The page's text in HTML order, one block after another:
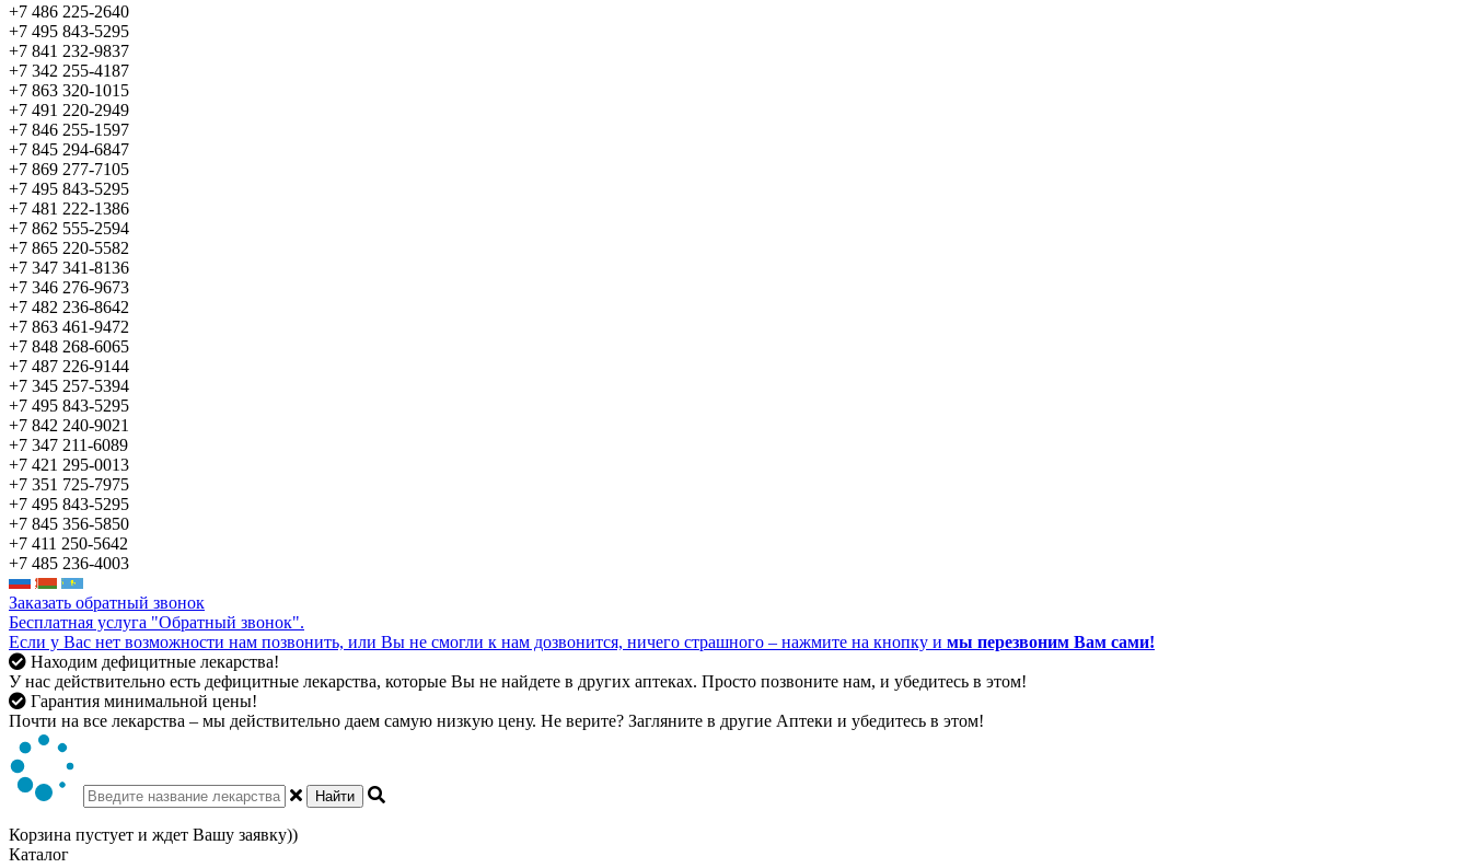
+7 486 225-2640
+7 495 843-5295
+7 841 232-9837
+7 342 255-4187
+7 863 320-1015
+7 491 220-2949
+7 846 255-1597
+7 845 294-6847
+7 869 277-7105
+7 495 843-5295
+7 481 222-1386
+7 862 555-2594
+7 865 220-5582
+7 347 341-8136
+7 346 276-9673
+7 482 236-8642
+7 863 461-9472
+7 848 268-6065
+7 487 226-9144
+7 345 257-5394
+7 495 843-5295
+7 842 240-9021
+7 347 211-6089
+7 421 295-0013
+7 351 725-7975
+7 495 843-5295
+7 845 356-5850
+7 411 250-5642
+7 485 236-4003
Заказать обратный звонок
Бесплатная услуга "Обратный звонок".
Если у Вас нет возможности нам позвонить, или Вы не смогли к нам дозвонится, ничего страшного – нажмите на кнопку и мы перезвоним Вам сами!
Находим дефицитные лекарства!
У нас действительно есть дефицитные лекарства, которые Вы не найдете в других аптеках. Просто позвоните нам, и убедитесь в этом!
Гарантия минимальной цены!
Почти на все лекарства – мы действительно даем самую низкую цену. Не верите? Загляните в другие Аптеки и убедитесь в этом!
Найти
Корзина пустует и ждет Вашу заявку))
Каталог